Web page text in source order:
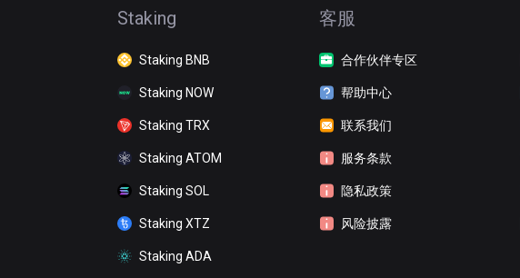
Staking
Staking BNB
Staking NOW
Staking TRX
Staking ATOM
Staking SOL
Staking XTZ
Staking ADA
客服
合作伙伴专区
帮助中心
联系我们
服务条款
隐私政策
风险披露